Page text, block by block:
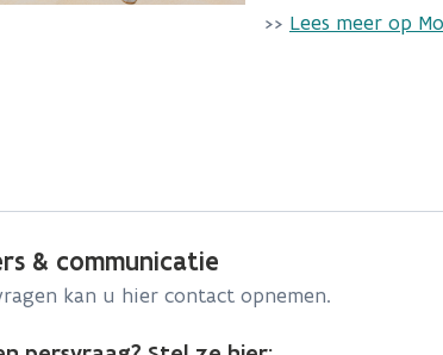
>> Lees meer op
& communicatie
kan u hier contact opnemen.